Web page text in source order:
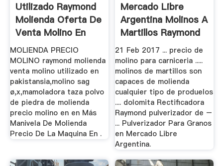
Utilizado Raymond
Molienda Oferta De
Venta Molino En
Chile
MOLIENDA PRECIO
MOLINO raymond molienda
venta molino utilizado en
pakistansia,molino sag
ø,x,mamoladora taza polvo
de piedra de molienda
precio molino en en Más
Manivela De Molienda
Precio De La Maquina En .
Mercado Libre
Argentina Molinos A
Martillos Raymond
21 Feb 2017 ... precio de
molino para carniceria .....
molinos de martillos son
capaces de molienda
cualquier tipo de produelos
.... dolomita Rectificadora
Raymond pulverizador de –
... Pulverizador Para Granos
en Mercado Libre
Argentina.